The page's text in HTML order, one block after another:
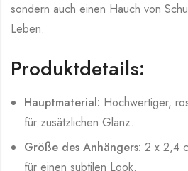
sondern auch einen Hauch von
Leben.
Produktdetails:
Hauptmaterial: Hochwertiger,
für zusätzlichen Glanz.
Größe des Anhängers: 2 x 2,4
für einen subtilen Look.